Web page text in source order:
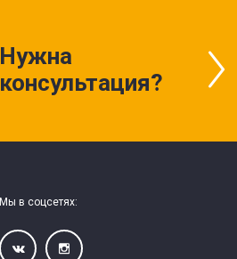
Нужна
консультация?
Мы в соцсетях: